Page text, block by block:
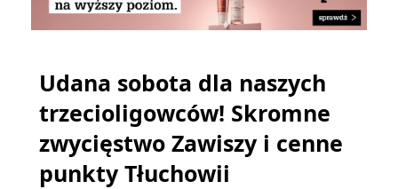
Udana sobota dla naszych
trzecioligowców! Skromne
zwycięstwo Zawiszy i cenne
punkty Tłuchowii